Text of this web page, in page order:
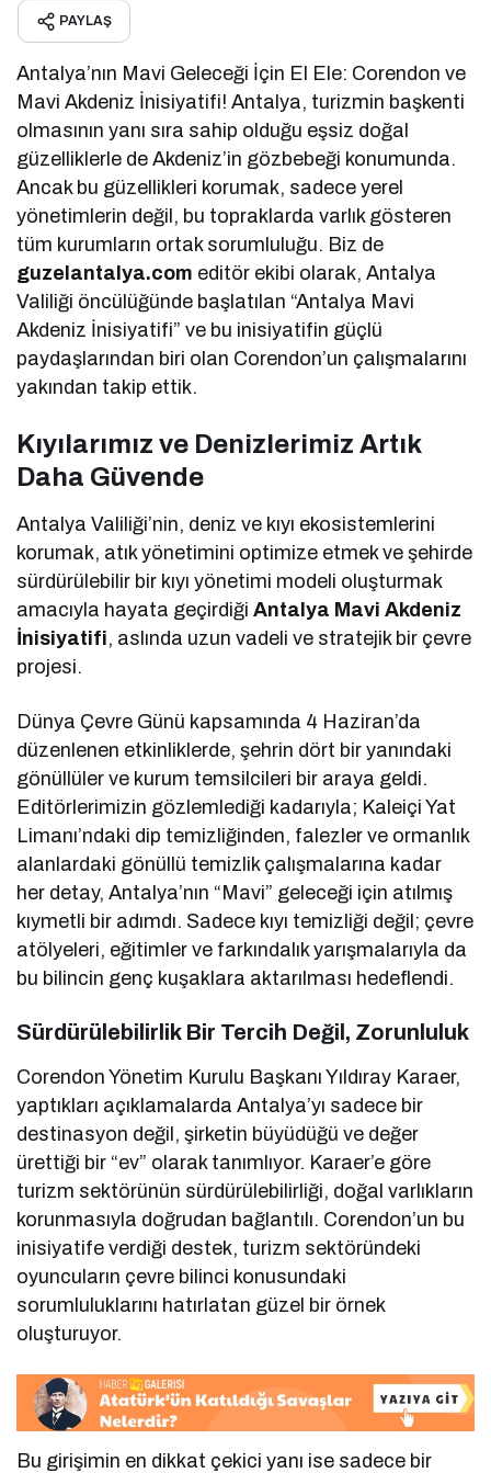
PAYLAŞ
Antalya’nın Mavi Geleceği İçin El Ele: Corendon ve
Mavi Akdeniz İnisiyatifi! Antalya, turizmin başkenti
olmasının yanı sıra sahip olduğu eşsiz doğal
güzelliklerle de Akdeniz’in gözbebeği konumunda.
Ancak bu güzellikleri korumak, sadece yerel
yönetimlerin değil, bu topraklarda varlık gösteren
tüm kurumların ortak sorumluluğu. Biz de
guzelantalya.com editör ekibi olarak, Antalya
Valiliği öncülüğünde başlatılan “Antalya Mavi
Akdeniz İnisiyatifi” ve bu inisiyatifin güçlü
paydaşlarından biri olan Corendon’un çalışmalarını
yakından takip ettik.
Kıyılarımız ve Denizlerimiz Artık
Daha Güvende
Antalya Valiliği’nin, deniz ve kıyı ekosistemlerini
korumak, atık yönetimini optimize etmek ve şehirde
sürdürülebilir bir kıyı yönetimi modeli oluşturmak
amacıyla hayata geçirdiğiAntalya Mavi Akdeniz
İnisiyatifi, aslında uzun vadeli ve stratejik bir çevre
projesi.
Dünya Çevre Günü kapsamında 4 Haziran’da
düzenlenen etkinliklerde, şehrin dört bir yanındaki
gönüllüler ve kurum temsilcileri bir araya geldi.
Editörlerimizin gözlemlediği kadarıyla; Kaleiçi Yat
Limanı’ndaki dip temizliğinden, falezler ve ormanlık
alanlardaki gönüllü temizlik çalışmalarına kadar
her detay, Antalya’nın “Mavi” geleceği için atılmış
kıymetli bir adımdı. Sadece kıyı temizliği değil; çevre
atölyeleri, eğitimler ve farkındalık yarışmalarıyla da
bu bilincin genç kuşaklara aktarılması hedeflendi.
Sürdürülebilirlik Bir Tercih Değil, Zorunluluk
Corendon Yönetim Kurulu Başkanı Yıldıray Karaer,
yaptıkları açıklamalarda Antalya’yı sadece bir
destinasyon değil, şirketin büyüdüğü ve değer
ürettiği bir “ev” olarak tanımlıyor. Karaer’e göre
turizm sektörünün sürdürülebilirliği, doğal varlıkların
korunmasıyla doğrudan bağlantılı. Corendon’un bu
inisiyatife verdiği destek, turizm sektöründeki
oyuncuların çevre bilinci konusundaki
sorumluluklarını hatırlatan güzel bir örnek
oluşturuyor.
Bu girişimin en dikkat çekici yanı ise sadece bir